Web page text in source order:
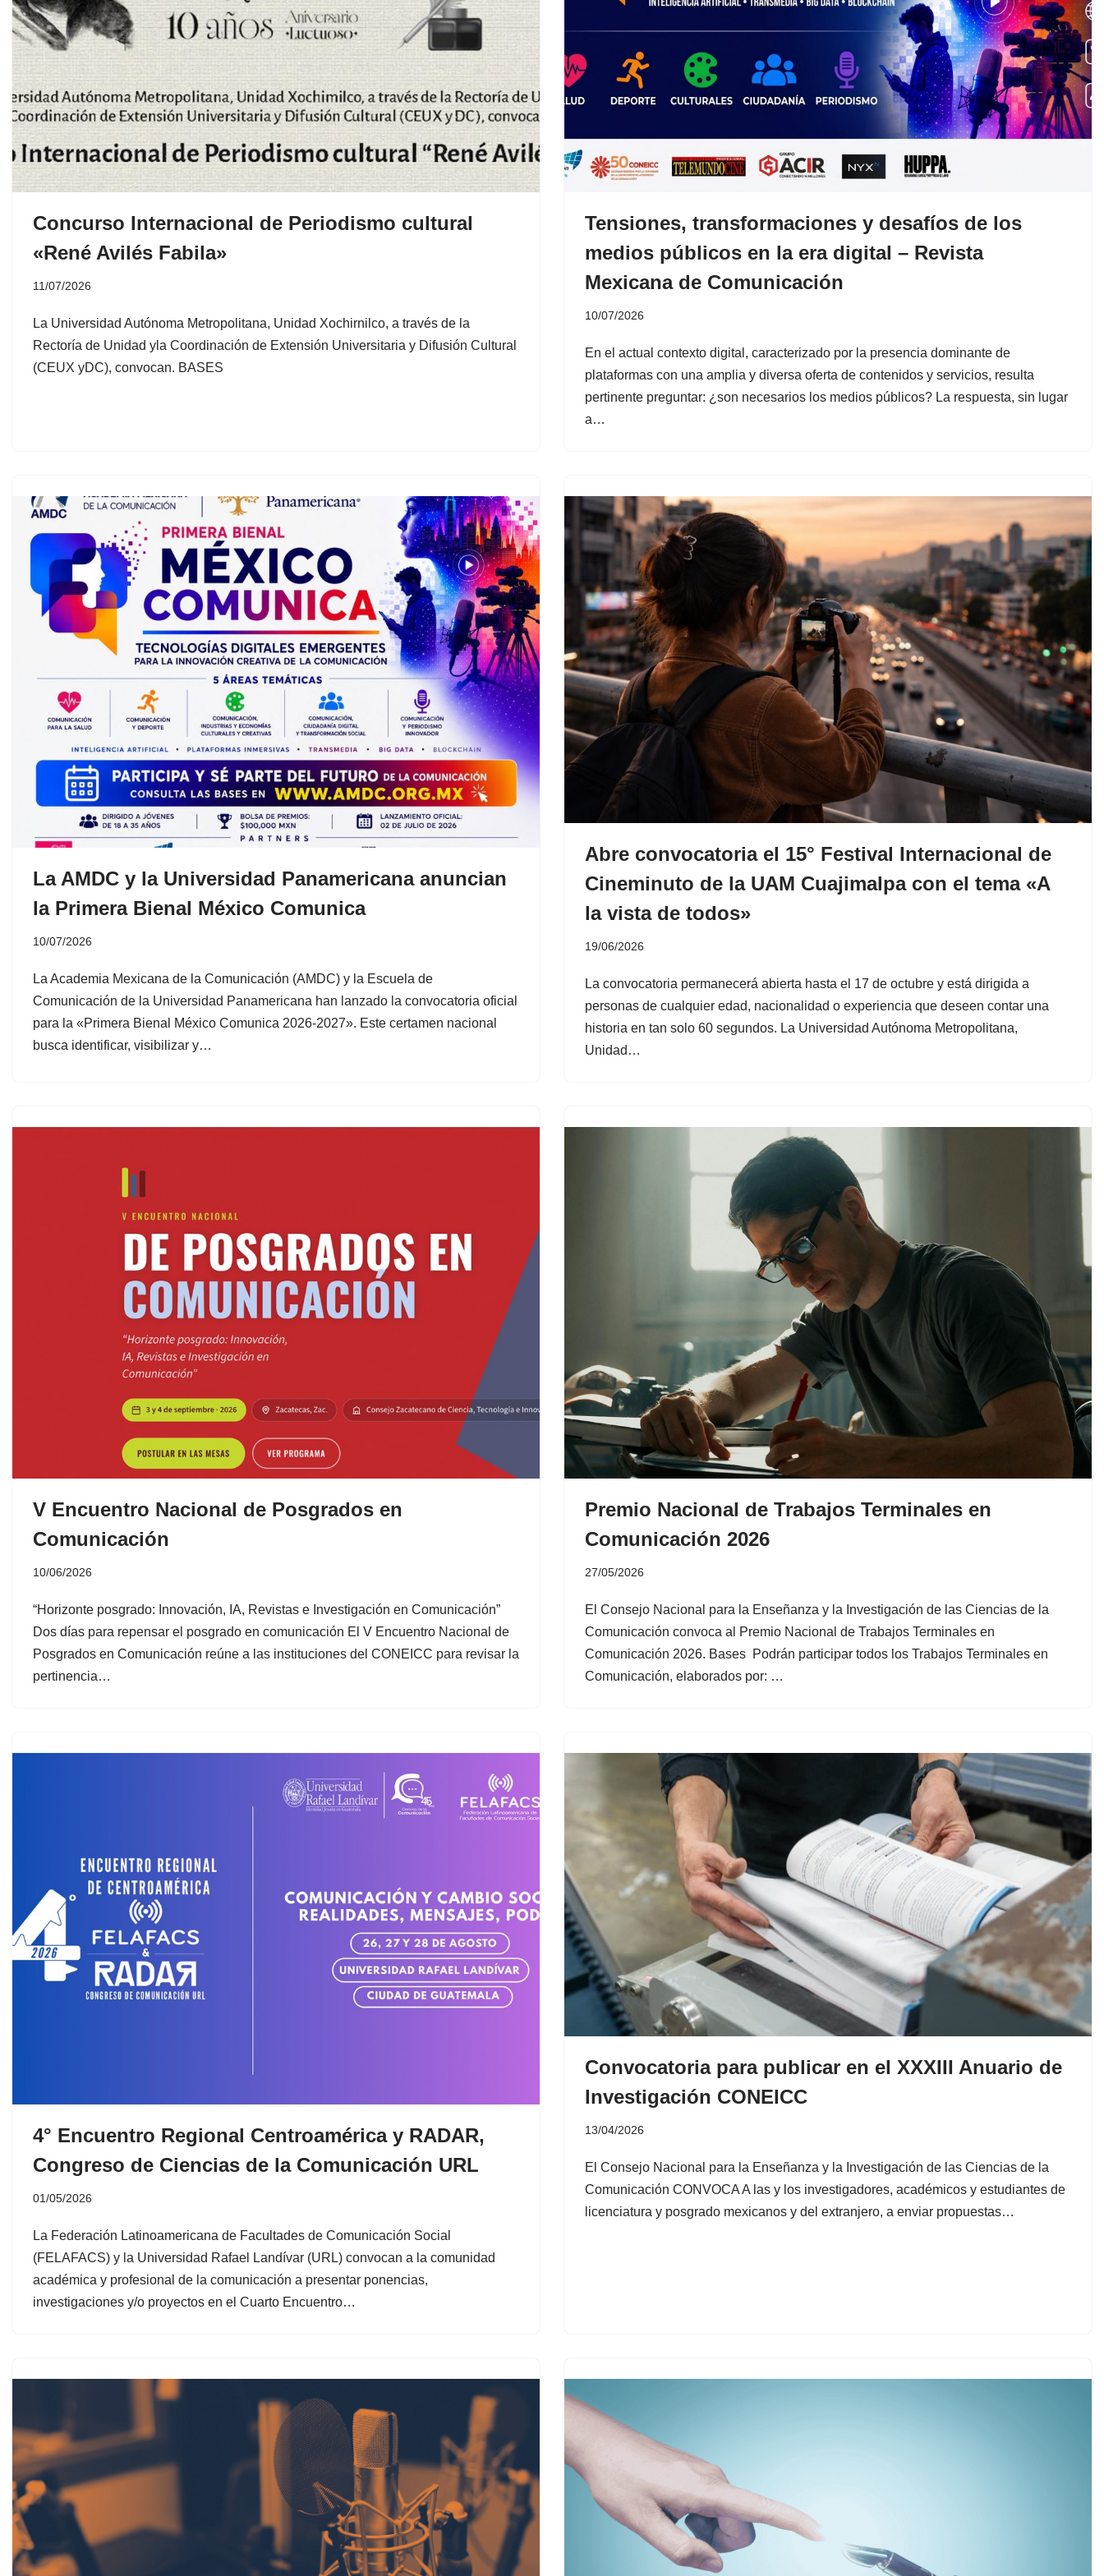
Concurso Internacional de Periodismo cultural
«René Avilés Fabila»
11/07/2026
La Universidad Autónoma Metropolitana, Unidad Xochirnilco, a través de la
Rectoría de Unidad yla Coordinación de Extensión Universitaria y Difusión Cultural
(CEUX yDC), convocan. BASES
Tensiones, transformaciones y desafíos de los
medios públicos en la era digital – Revista
Mexicana de Comunicación
10/07/2026
En el actual contexto digital, caracterizado por la presencia dominante de
plataformas con una amplia y diversa oferta de contenidos y servicios, resulta
pertinente preguntar: ¿son necesarios los medios públicos? La respuesta, sin lugar
a…
La AMDC y la Universidad Panamericana anuncian
la Primera Bienal México Comunica
10/07/2026
La Academia Mexicana de la Comunicación (AMDC) y la Escuela de
Comunicación de la Universidad Panamericana han lanzado la convocatoria oficial
para la «Primera Bienal México Comunica 2026-2027». Este certamen nacional
busca identificar, visibilizar y…
Abre convocatoria el 15° Festival Internacional de
Cineminuto de la UAM Cuajimalpa con el tema «A
la vista de todos»
19/06/2026
La convocatoria permanecerá abierta hasta el 17 de octubre y está dirigida a
personas de cualquier edad, nacionalidad o experiencia que deseen contar una
historia en tan solo 60 segundos. La Universidad Autónoma Metropolitana,
Unidad…
V Encuentro Nacional de Posgrados en
Comunicación
10/06/2026
“Horizonte posgrado: Innovación, IA, Revistas e Investigación en Comunicación”
Dos días para repensar el posgrado en comunicación El V Encuentro Nacional de
Posgrados en Comunicación reúne a las instituciones del CONEICC para revisar la
pertinencia…
Premio Nacional de Trabajos Terminales en
Comunicación 2026
27/05/2026
El Consejo Nacional para la Enseñanza y la Investigación de las Ciencias de la
Comunicación convoca al Premio Nacional de Trabajos Terminales en
Comunicación 2026. Bases Podrán participar todos los Trabajos Terminales en
Comunicación, elaborados por: …
4° Encuentro Regional Centroamérica y RADAR,
Congreso de Ciencias de la Comunicación URL
01/05/2026
La Federación Latinoamericana de Facultades de Comunicación Social
(FELAFACS) y la Universidad Rafael Landívar (URL) convocan a la comunidad
académica y profesional de la comunicación a presentar ponencias,
investigaciones y/o proyectos en el Cuarto Encuentro…
Convocatoria para publicar en el XXXIII Anuario de
Investigación CONEICC
13/04/2026
El Consejo Nacional para la Enseñanza y la Investigación de las Ciencias de la
Comunicación CONVOCA A las y los investigadores, académicos y estudiantes de
licenciatura y posgrado mexicanos y del extranjero, a enviar propuestas…